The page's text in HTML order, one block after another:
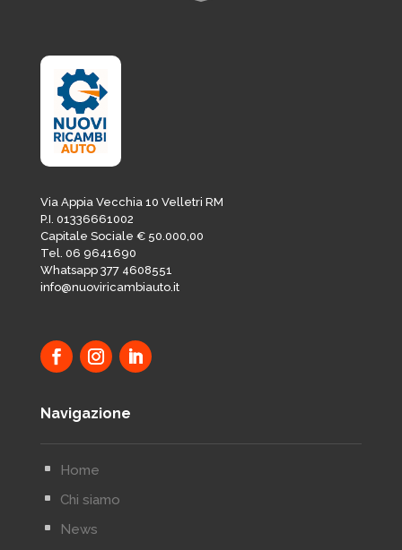
Via Appia Vecchia 10 Velletri RM
P.I. 01336661002
Capitale Sociale € 50.000,00
Tel. 06 9641690
Whatsapp 377 4608551
info@nuoviricambiauto.it
Navigazione
^ Home
^ Chi siamo
^ News